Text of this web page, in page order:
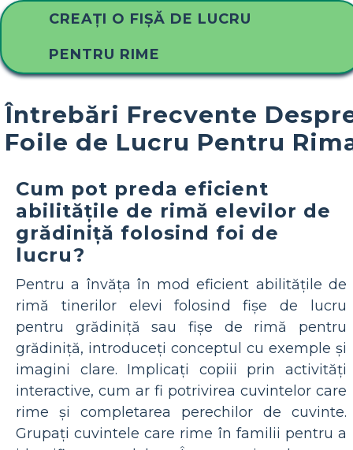
CREAȚI O FIȘĂ DE LUCRU
PENTRU RIME
Întrebări Frecvente
Foile de Lucru Pentru
Cum pot preda eficient
abilitățile de rimă elevilor de
grădiniță folosind foi de
lucru?
Pentru a învăța în mod eficient abilitățile de
rimă tinerilor elevi folosind fișe de lucru
pentru grădiniță sau fișe de rimă pentru
grădiniță, introduceți conceptul cu exemple și
imagini clare. Implicați copiii prin activități
interactive, cum ar fi potrivirea cuvintelor care
rime și completarea perechilor de cuvinte.
Grupați cuvintele care rime în familii pentru a